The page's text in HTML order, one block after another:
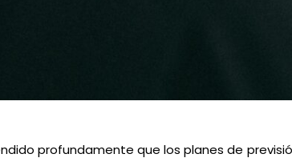
profundamente que los planes de